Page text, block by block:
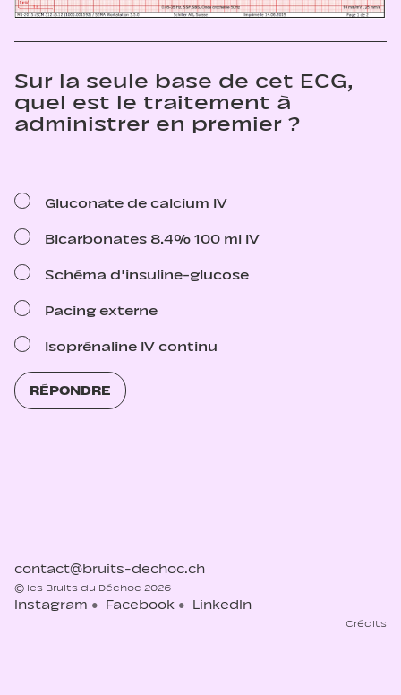
Sur la seule base de cet ECG,
quel est le traitement à
administrer en premier ?
Gluconate de calcium IV
Bicarbonates 8.4% 100 ml IV
Schéma d'insuline-glucose
Pacing externe
Isoprénaline IV continu
RÉPONDRE
contact@bruits-dechoc.ch
© les Bruits du Déchoc 2026
Instagram Facebook LinkedIn
Crédits